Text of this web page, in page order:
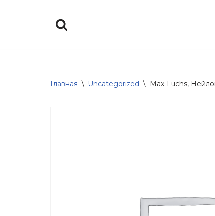
Главная \ Uncategorized \ Max-Fuchs,